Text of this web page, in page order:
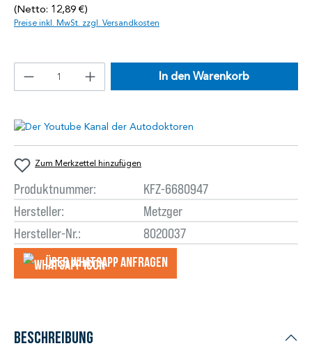
(Netto: 12,89 €)
Preise inkl. MwSt. zzgl. Versandkosten
In den Warenkorb
Zum Merkzettel hinzufügen
Produktnummer:
KFZ-6680947
Hersteller:
Metzger
Hersteller-Nr.:
8020037
Über WhatsApp anfragеn
Beschreibung